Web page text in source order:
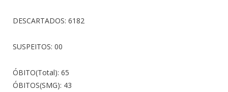
DESCARTADOS: 6182
SUSPEITOS: 00
ÓBITO(Total): 65
ÓBITOS(SMG): 43